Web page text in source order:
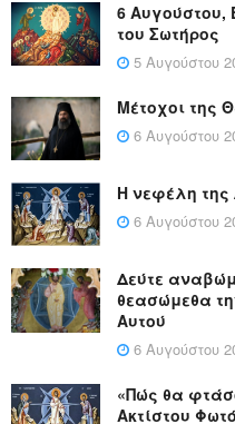
6 Αυγούστου,
του Σωτήρος
5 Αυγούστου
Μέτοχοι της
6 Αυγούστου
Η νεφέλη της
6 Αυγούστου
Δεύτε
θεασώμεθα
Αυτού
6 Αυγούστου
«Πώς θα
Ακτίστου